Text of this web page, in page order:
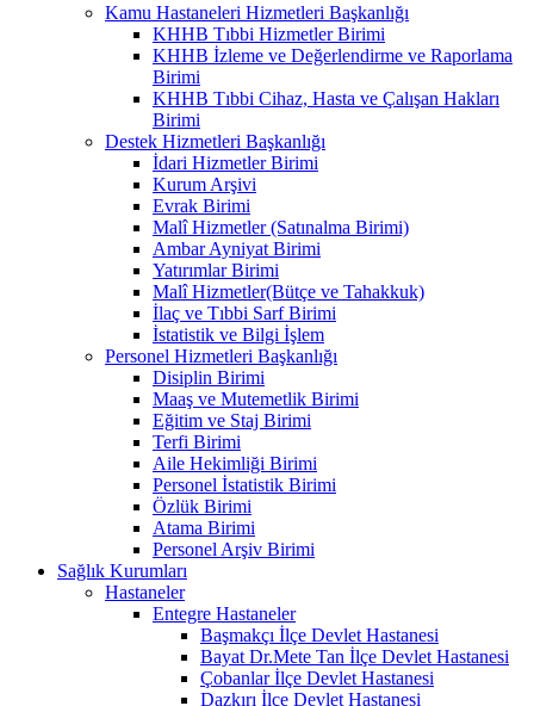
Kamu Hastaneleri Hizmetleri Başkanlığı
KHHB Tıbbi Hizmetler Birimi
KHHB İzleme ve Değerlendirme ve Raporlama
Birimi
KHHB Tıbbi Cihaz, Hasta ve Çalışan Hakları
Birimi
Destek Hizmetleri Başkanlığı
İdari Hizmetler Birimi
Kurum Arşivi
Evrak Birimi
Malî Hizmetler (Satınalma Birimi)
Ambar Ayniyat Birimi
Yatırımlar Birimi
Malî Hizmetler(Bütçe ve Tahakkuk)
İlaç ve Tıbbi Sarf Birimi
İstatistik ve Bilgi İşlem
Personel Hizmetleri Başkanlığı
Disiplin Birimi
Maaş ve Mutemetlik Birimi
Eğitim ve Staj Birimi
Terfi Birimi
Aile Hekimliği Birimi
Personel İstatistik Birimi
Özlük Birimi
Atama Birimi
Personel Arşiv Birimi
Sağlık Kurumları
Hastaneler
Entegre Hastaneler
Başmakçı İlçe Devlet Hastanesi
Bayat Dr.Mete Tan İlçe Devlet Hastanesi
Çobanlar İlçe Devlet Hastanesi
Dazkırı İlçe Devlet Hastanesi